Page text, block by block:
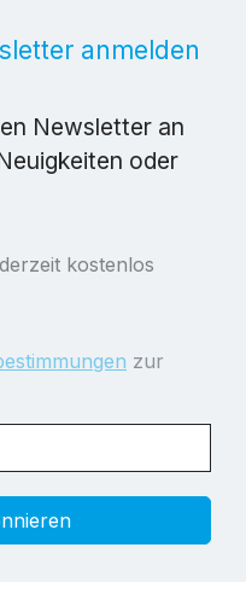
anmelden
Newsletter an
oder
kostenlos
zur